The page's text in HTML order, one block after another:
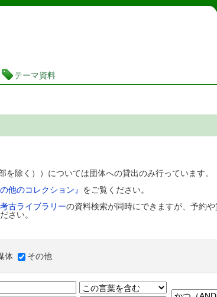
図書館 蔵書検索・予約システム
テーマ資料
除く））については団体への貸出のみ行っています。
他のコレクション』 をご覧ください。
古ライブラリーの資料検索が同時にできますが、予約や
さい。
体 その他